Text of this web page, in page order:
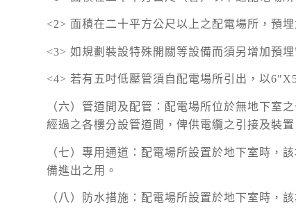
<2> 面積在二十平方公尺以上之配電場所，預埋
<3> 如規劃裝設特殊開關等設備而須另增加預
<4> 若有五吋低壓管須自配電場所引出，以
（六）管道間及配管：配電場所位於無地下室
經過之各樓分設管道間，俾供電纜之引接及裝置
（七）專用通道：配電場所設置於地下室時，
備進出之用。
（八）防水措施：配電場所設置於地下室時，